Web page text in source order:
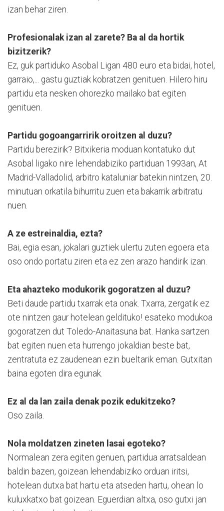
izan behar ziren.
Profesionalak izan al zarete? Ba al da hortik
bizitzerik?
Ez, guk partiduko Asobal Ligan 480 euro eta bidai, hotel,
garraio,... gastu guztiak kobratzen genituen. Hilero hiru
partidu eta nesken ohorezko mailako bat egiten
genituen.
Partidu gogoangarririk oroitzen al duzu?
Partidu berezirik? Bitxikeria moduan kontatuko dut
Asobal ligako nire lehendabiziko partiduan 1993an, At
Madrid-Valladolid, arbitro kataluniar batekin nintzen, 20.
minutuan orkatila bihurritu zuen eta bakarrik arbitratu
nuen.
A ze estreinaldia, ezta?
Bai, egia esan, jokalari guztiek ulertu zuten egoera eta
oso ondo portatu ziren eta ez zen arazo handirik izan.
Eta ahazteko modukorik gogoratzen al duzu?
Beti daude partidu txarrak eta onak. Txarra, zergatik ez
ote nintzen gaur hotelean geldituko! esateko modukoa
gogoratzen dut Toledo-Anaitasuna bat. Hanka sartzen
bat egiten nuen eta hurrengo jokaldian beste bat,
zentratuta ez zaudenean ezin bueltarik eman. Gutxitan
baina egoten dira egunak.
Ez al da lan zaila denak pozik edukitzeko?
Oso zaila.
Nola moldatzen zineten lasai egoteko?
Normalean zera egiten genuen, partidua arratsaldean
baldin bazen, goizean lehendabiziko orduan iritsi,
hotelean dutxa bat hartu eta atseden hartu, ohean lo
kuluxkatxo bat goizean. Eguerdian altxa, oso gutxi jan